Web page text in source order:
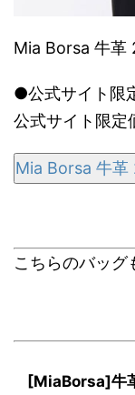
Mia Borsa 牛革
●公式サイト限
公式サイト限定
Mia Borsa 牛革
こちらのバッグ
[MiaBorsa]牛